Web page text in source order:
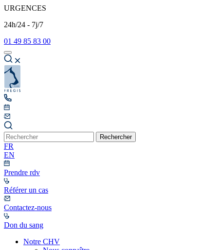
URGENCES
24h/24 - 7j/7
01 49 85 83 00
Rechercher
FR
EN
Prendre rdv
Référer un cas
Contactez-nous
Don du sang
Notre CHV